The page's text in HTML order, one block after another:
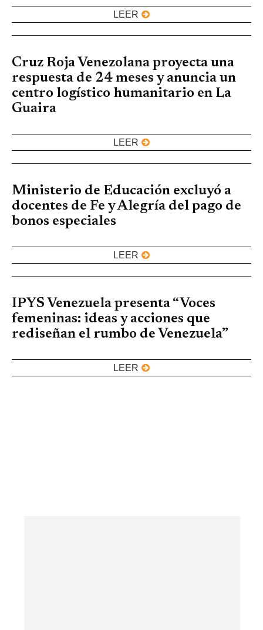
LEER
Cruz Roja Venezolana proyecta una
respuesta de 24 meses y anuncia un
centro logístico humanitario en La
Guaira
LEER
Ministerio de Educación excluyó a
docentes de Fe y Alegría del pago de
bonos especiales
LEER
IPYS Venezuela presenta “Voces
femeninas: ideas y acciones que
rediseñan el rumbo de Venezuela”
LEER